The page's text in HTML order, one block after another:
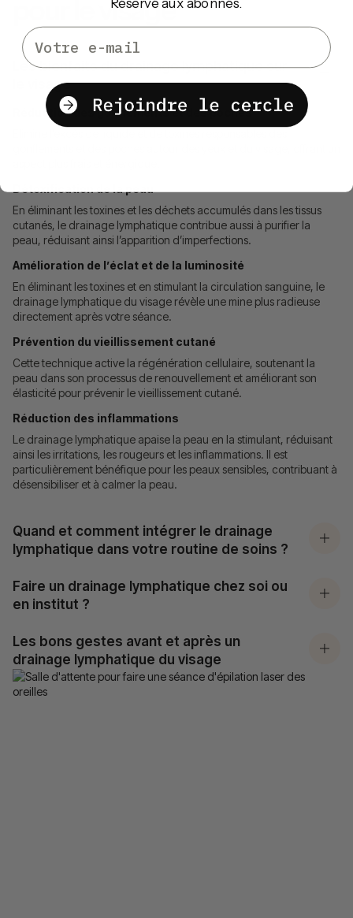
pour le visage
Les bienfaits du drainage lymphatique sur
le visage
Réduction des gonflements et des poches
Détoxification de la peau
En éliminant les toxines et les déchets accumulés dans les tissus
cutanés, le drainage lymphatique contribue aussi à purifier la
peau, réduisant ainsi l’apparition d’imperfections.
Amélioration de l’éclat et de la luminosité
En éliminant les toxines et en stimulant la circulation sanguine, le
drainage lymphatique du visage révèle une mine plus radieuse
directement après votre séance.
Prévention du vieillissement cutané
Cette technique active la régénération cellulaire, soutenant la
peau dans son processus de renouvellement et améliorant son
élasticité pour prévenir le vieillissement cutané.
Réduction des inflammations
Le drainage lymphatique apaise la peau en la stimulant, réduisant
ainsi les irritations, les rougeurs et les inflammations. Il est
particulièrement bénéfique pour les peaux sensibles, contribuant à
désensibiliser et à calmer la peau.
Quand et comment intégrer le drainage
lymphatique dans votre routine de soins ?
Faire un drainage lymphatique chez soi ou
en institut ?
Les bons gestes avant et après un
drainage lymphatique du visage
Réservé aux abonnés.
Email